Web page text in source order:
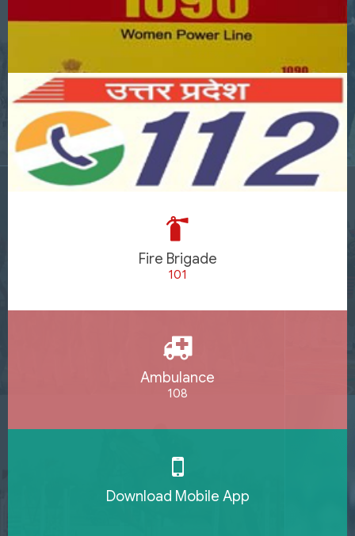
Fire Brigade
101
Ambulance
108
Download Mobile App